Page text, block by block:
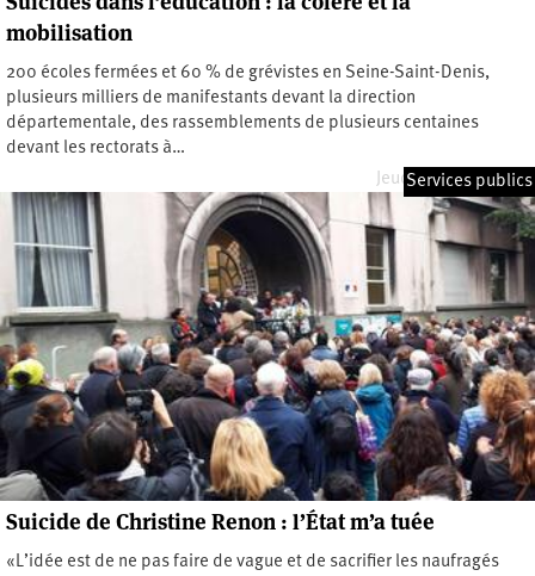
mobilisation
200 écoles fermées et 60 % de grévistes en Seine-Saint-Denis,
plusieurs milliers de manifestants devant la direction
départementale, des rassemblements de plusieurs centaines
devant les rectorats à…
Jeudi 3 octobre 2019
Services publics
Suicide de Christine Renon : l’État m’a tuée
«L’idée est de ne pas faire de vague et de sacrifier les naufragés